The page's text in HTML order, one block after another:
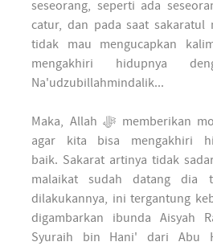
seseorang, seperti ada
catur, dan pada saat sakaratul
tidak mau mengucapkan
mengakhiri hidupnya
Na'udzubillahmindalik...
Maka, Allah ﷻ memberikan motivasi dalam kebaikan
agar kita bisa mengakhiri
baik. Sakarat artinya tidak
malaikat sudah datang dia
dilakukannya, ini tergantung
digambarkan ibunda Aisyah
Syuraih bin Hani' dari Abu